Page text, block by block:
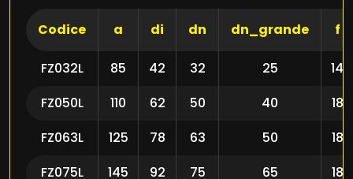
Codice a di dn dn_grande f
FZ032L 85 42 32 25
14
FZ050L
110 62 50 40
18
FZ063L
125 78 63 50
18
FZ075L
145 92 75 65 18